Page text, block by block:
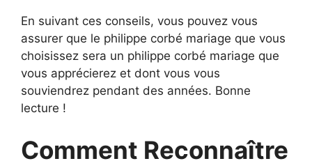
En suivant ces conseils, vous pouvez vous
assurer que le philippe corbé mariage que vous
choisissez sera un philippe corbé mariage que
vous apprécierez et dont vous vous
souviendrez pendant des années. Bonne
lecture !
Comment Reconnaître